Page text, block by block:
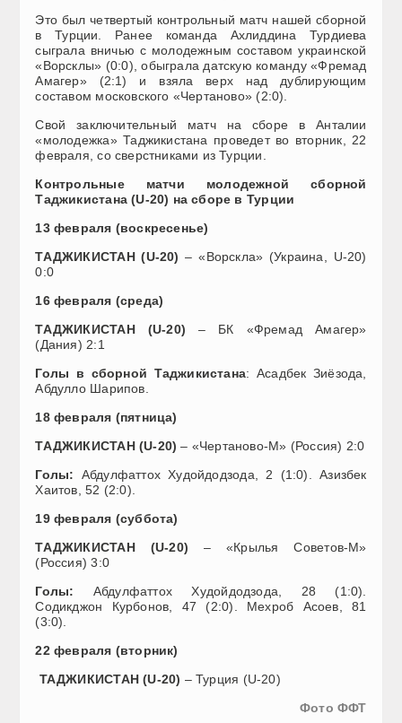
Это был четвертый контрольный матч нашей сборной
в Турции. Ранее команда Ахлиддина Турдиева
сыграла вничью с молодежным составом украинской
«Ворсклы» (0:0), обыграла датскую команду «Фремад
Амагер» (2:1) и взяла верх над дублирующим
составом московского «Чертаново» (2:0).
Свой заключительный матч на сборе в Анталии
«молодежка» Таджикистана проведет во вторник, 22
февраля, со сверстниками из Турции.
Контрольные матчи молодежной сборной
Таджикистана (U-20) на сборе в Турции
13 февраля (воскресенье)
ТАДЖИКИСТАН (U-20) – «Ворскла» (Украина, U-20)
0:0
16 февраля (среда)
ТАДЖИКИСТАН (U-20) – БК «Фремад Амагер»
(Дания) 2:1
Голы в сборной Таджикистана: Асадбек Зиёзода,
Абдулло Шарипов.
18 февраля (пятница)
ТАДЖИКИСТАН (U-20) – «Чертаново-М» (Россия) 2:0
Голы: Абдулфаттох Худойдодзода, 2 (1:0). Азизбек
Хаитов, 52 (2:0).
19 февраля (суббота)
ТАДЖИКИСТАН (U-20) – «Крылья Советов-М»
(Россия) 3:0
Голы: Абдулфаттох Худойдодзода, 28 (1:0).
Содикджон Курбонов, 47 (2:0). Мехроб Асоев, 81
(3:0).
22 февраля (вторник)
ТАДЖИКИСТАН (U-20) – Турция (U-20)
Фото ФФТ